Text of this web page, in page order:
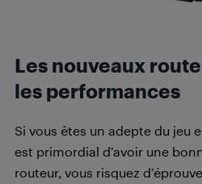
Les nouveaux
les performances
Si vous êtes un adepte du jeu
est primordial d’avoir une
routeur, vous risquez